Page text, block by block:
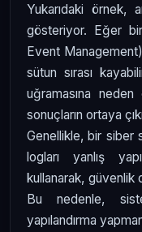
Yukarıdaki örnek,
gösteriyor. Eğer
Event
sütun sırası
uğramasına
sonuçların ortaya
Genellikle, bir siber
logları yanlış
kullanarak, güvenlik
Bu nedenle,
yapılandırma